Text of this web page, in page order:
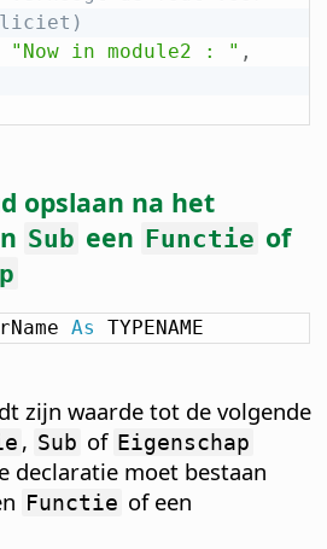
"Now in module2 : " ,
opslaan na het
Sub een Functie of
As TYPENAME
zijn waarde tot de volgende
, Sub of Eigenschap
declaratie moet bestaan
Functie of een